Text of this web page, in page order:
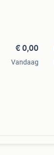
€ 0,00
Vandaag